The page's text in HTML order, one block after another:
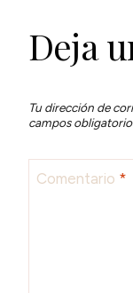
Deja
Tu dirección de
campos
Comentario *